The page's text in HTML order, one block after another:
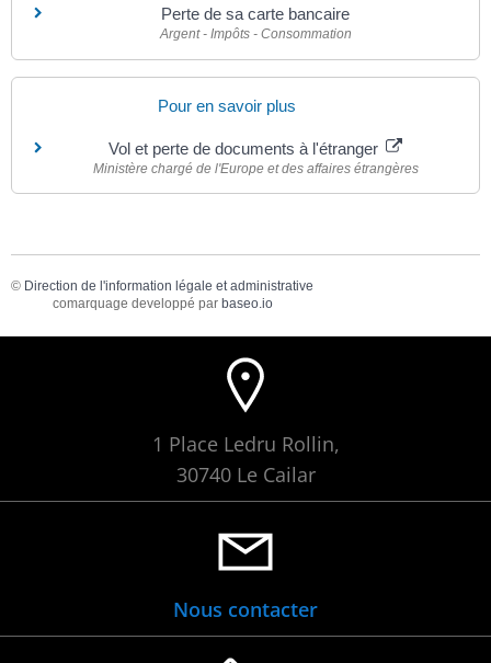
Perte de sa carte bancaire
Argent - Impôts - Consommation
Pour en savoir plus
Vol et perte de documents à l'étranger
Ministère chargé de l'Europe et des affaires étrangères
© Direction de l'information légale et administrative
comarquage developpé par baseo.io
1 Place Ledru Rollin,
30740 Le Cailar
Nous contacter